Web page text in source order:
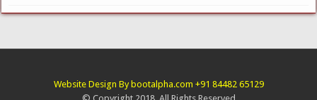
Website Design By bootalpha.com +91 84482 65129